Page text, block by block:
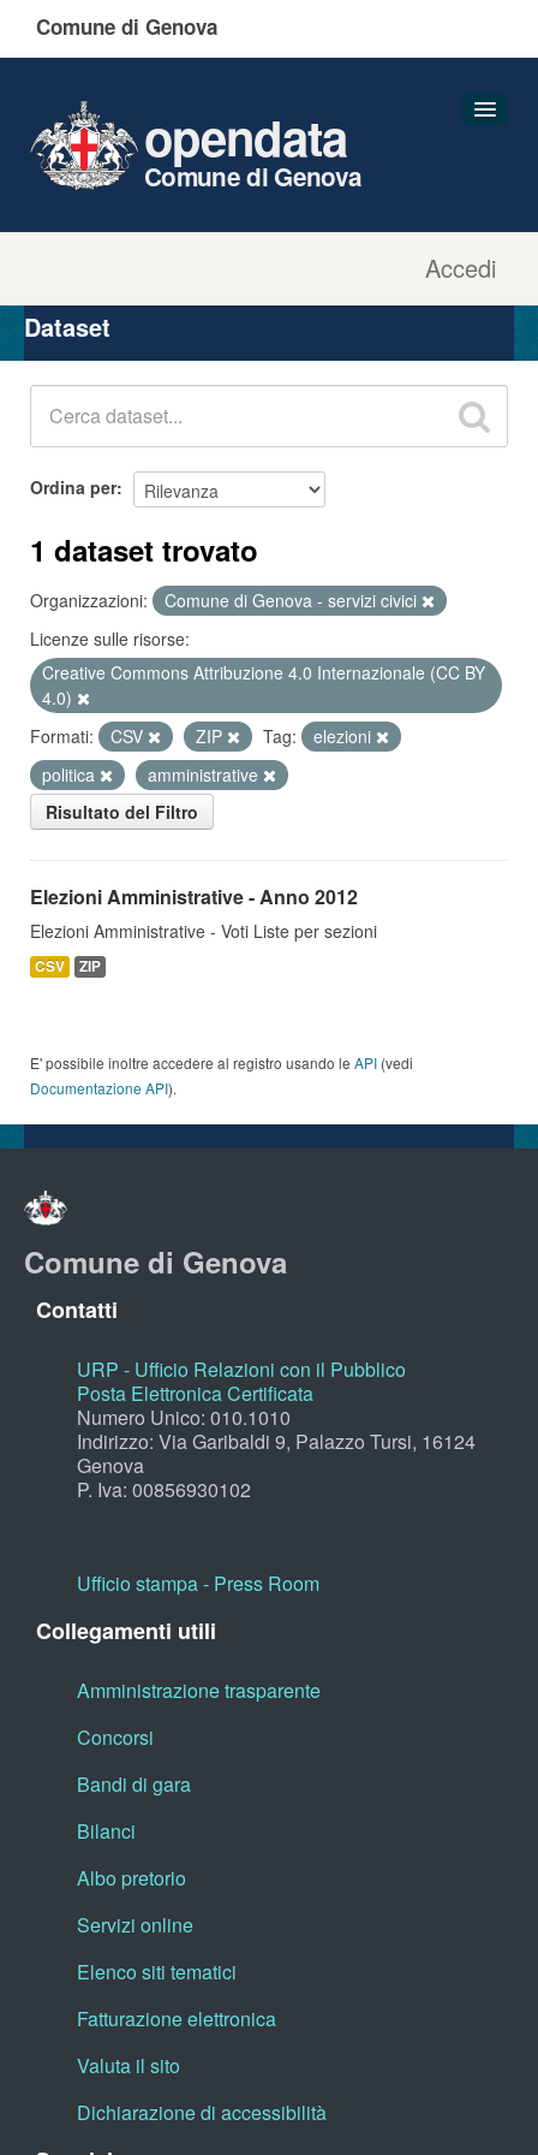
Comune di Genova
Accedi
opendata
Comune di Genova
Organizzazioni
Gruppi
Dataset
Ordina per
1 dataset trovato
Organizzazioni:
Comune di Genova - servizi civici
Licenze sulle risorse:
Creative Commons Attribuzione 4.0 Internazionale (CC BY
4.0)
Formati:
CSV ZIP Tag:
elezioni
politica
amministrative
Risultato del Filtro
Elezioni Amministrative - Anno 2012
Elezioni Amministrative - Voti Liste per sezioni
CSV ZIP
E' possibile inoltre accedere al registro usando le API (vedi
Documentazione API).
Comune di Genova
Contatti
URP - Ufficio Relazioni con il Pubblico
Posta Elettronica Certificata
Numero Unico: 010.1010
Indirizzo: Via Garibaldi 9, Palazzo Tursi, 16124
Genova
P. Iva: 00856930102
Ufficio stampa - Press Room
Collegamenti utili
Amministrazione trasparente
Concorsi
Bandi di gara
Bilanci
Albo pretorio
Servizi online
Elenco siti tematici
Fatturazione elettronica
Valuta il sito
Dichiarazione di accessibilità